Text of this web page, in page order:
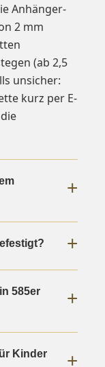
Anhänger-
2 mm
(ab 2,5
unsicher:
kurz per E-
Solitär-
sich eine
bis 1,0 mm.
Als
den
am oberen
durch diese
Karabiner
Öse
585er
in
Kinder